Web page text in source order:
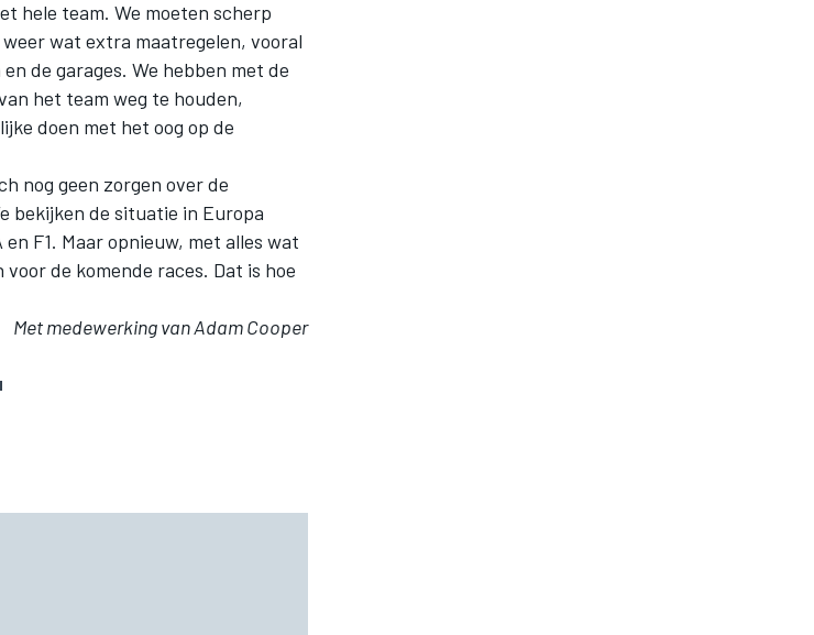
hele team. We moeten scherp
wat extra maatregelen, vooral
de garages. We hebben met de
het team weg te houden,
doen met het oog op de
nog geen zorgen over de
bekijken de situatie in Europa
F1. Maar opnieuw, met alles wat
de komende races. Dat is hoe
Met medewerking van Adam Cooper